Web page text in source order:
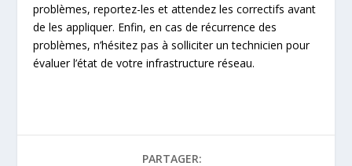
problèmes, reportez-les et attendez les correctifs avant
de les appliquer. Enfin, en cas de récurrence des
problèmes, n’hésitez pas à solliciter un technicien pour
évaluer l’état de votre infrastructure réseau.
PARTAGER: